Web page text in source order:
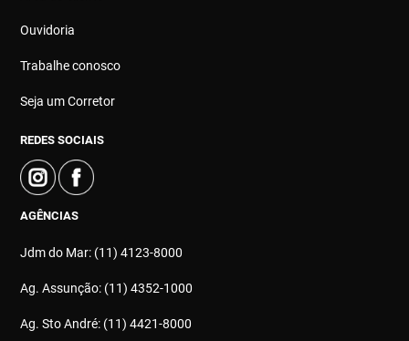
Ouvidoria
Trabalhe conosco
Seja um Corretor
REDES SOCIAIS
AGÊNCIAS
Jdm do Mar: (11) 4123-8000
Ag. Assunção: (11) 4352-1000
Ag. Sto André: (11) 4421-8000